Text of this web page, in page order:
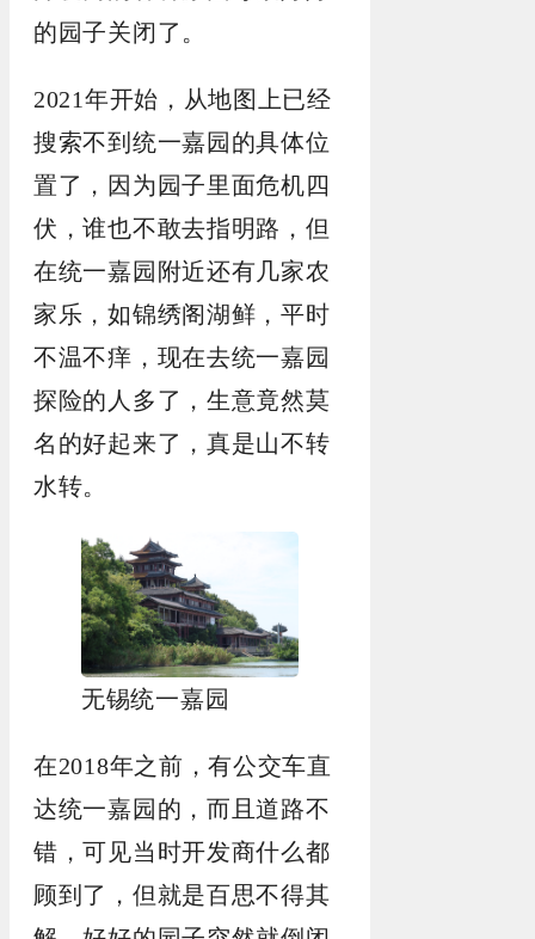
的园子关闭了。
2021年开始，从地图上已经
搜索不到统一嘉园的具体位
置了，因为园子里面危机四
伏，谁也不敢去指明路，但
在统一嘉园附近还有几家农
家乐，如锦绣阁湖鲜，平时
不温不痒，现在去统一嘉园
探险的人多了，生意竟然莫
名的好起来了，真是山不转
水转。
无锡统一嘉园
在2018年之前，有公交车直
达统一嘉园的，而且道路不
错，可见当时开发商什么都
顾到了，但就是百思不得其